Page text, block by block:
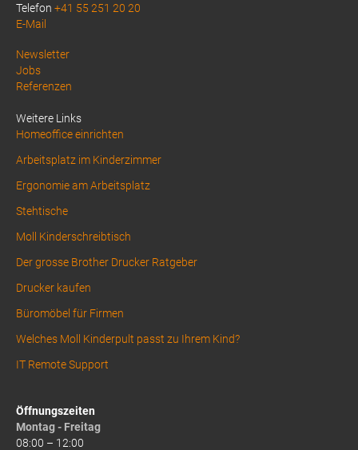
Telefon +41 55 251 20 20
E-Mail
Above
Footer
Newsletter
Jobs
Referenzen
Weitere Links
Homeoffice einrichten
Arbeitsplatz im Kinderzimmer
Ergonomie am Arbeitsplatz
Stehtische
Moll Kinderschreibtisch
Der grosse Brother Drucker Ratgeber
Drucker kaufen
Büromöbel für Firmen
Welches Moll Kinderpult passt zu Ihrem Kind?
IT Remote Support
Öffnungszeiten
Montag - Freitag
08:00 – 12:00